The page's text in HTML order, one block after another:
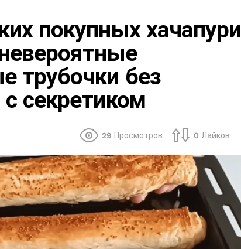
покупных хачапури
трубочки без
секретиком
29 Просмотров 0 Лайков